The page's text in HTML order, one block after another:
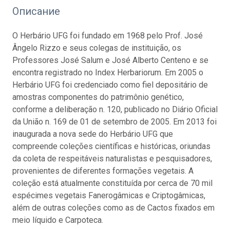
Описание
O Herbário UFG foi fundado em 1968 pelo Prof. José
Ângelo Rizzo e seus colegas de instituição, os
Professores José Salum e José Alberto Centeno e se
encontra registrado no Index Herbariorum. Em 2005 o
Herbário UFG foi credenciado como fiel depositário de
amostras componentes do patrimônio genético,
conforme a deliberação n. 120, publicado no Diário Oficial
da União n. 169 de 01 de setembro de 2005. Em 2013 foi
inaugurada a nova sede do Herbário UFG que
compreende coleções científicas e históricas, oriundas
da coleta de respeitáveis naturalistas e pesquisadores,
provenientes de diferentes formações vegetais. A
coleção está atualmente constituída por cerca de 70 mil
espécimes vegetais Fanerogâmicas e Criptogâmicas,
além de outras coleções como as de Cactos fixados em
meio líquido e Carpoteca.